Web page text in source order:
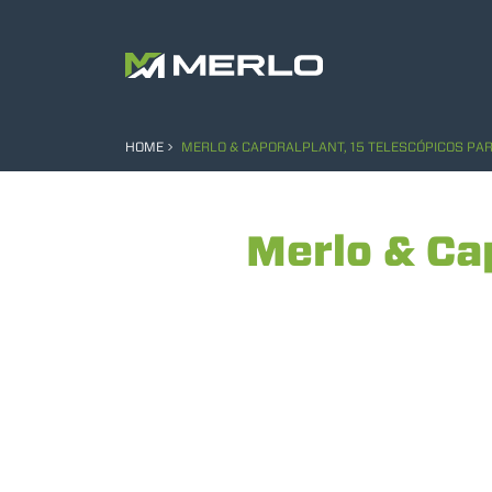
HOME MERLO & CAPORALPLANT, 15 TELESCÓPICOS
Merlo &